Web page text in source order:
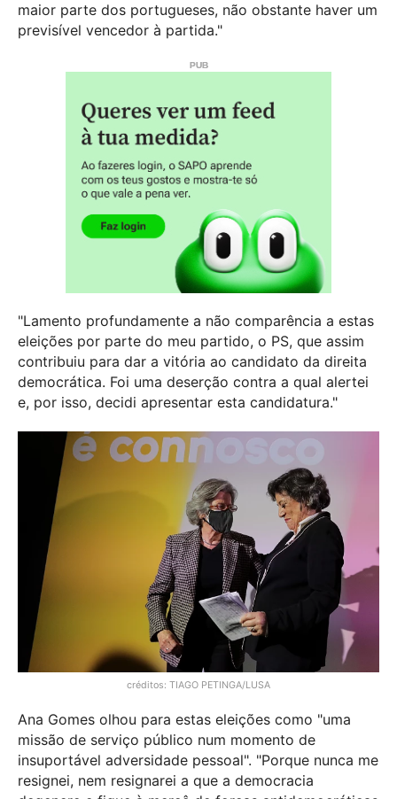
maior parte dos portugueses, não obstante haver um
previsível vencedor à partida."
"Lamento profundamente a não comparência a estas
eleições por parte do meu partido, o PS, que assim
contribuiu para dar a vitória ao candidato da direita
democrática. Foi uma deserção contra a qual alertei
e, por isso, decidi apresentar esta candidatura."
créditos: TIAGO PETINGA/LUSA
Ana Gomes olhou para estas eleições como "uma
missão de serviço público num momento de
insuportável adversidade pessoal". "Porque nunca me
resignei, nem resignarei a que a democracia